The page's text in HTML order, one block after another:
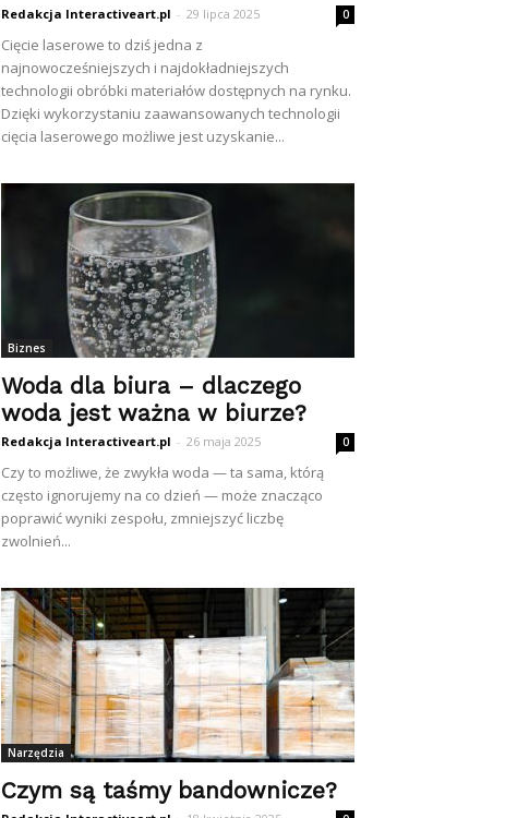
Redakcja Interactiveart.pl - 29 lipca 2025 0
Cięcie laserowe to dziś jedna z
najnowocześniejszych i najdokładniejszych
technologii obróbki materiałów dostępnych na rynku.
Dzięki wykorzystaniu zaawansowanych technologii
cięcia laserowego możliwe jest uzyskanie...
Biznes
Woda dla biura – dlaczego
woda jest ważna w biurze?
Redakcja Interactiveart.pl - 26 maja 2025 0
Czy to możliwe, że zwykła woda — ta sama, którą
często ignorujemy na co dzień — może znacząco
poprawić wyniki zespołu, zmniejszyć liczbę
zwolnień...
Narzędzia
Czym są taśmy bandownicze?